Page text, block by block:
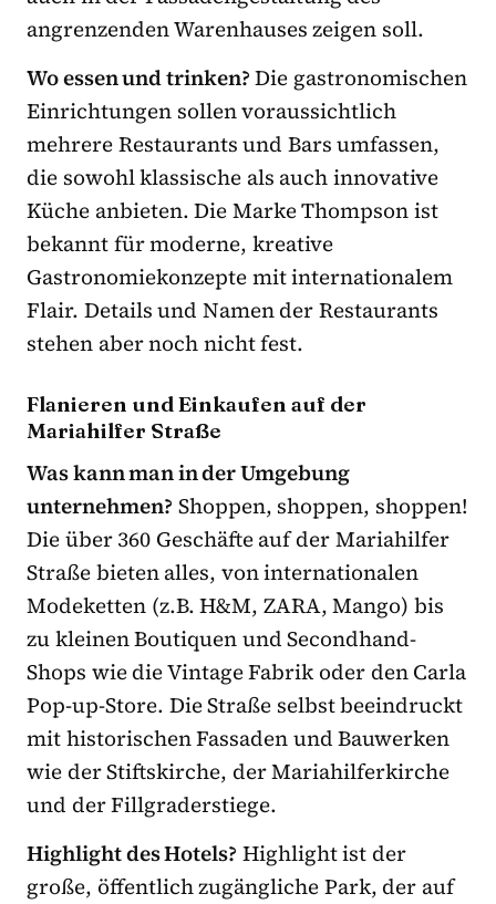
angrenzenden Warenhauses zeigen soll.
Wo essen und trinken?Die gastronomischen
Einrichtungen sollen voraussichtlich
mehrere Restaurants und Bars umfassen,
die sowohl klassische als auch innovative
Küche anbieten. Die Marke Thompson ist
bekannt für moderne, kreative
Gastronomiekonzepte mit internationalem
Flair. Details und Namen der Restaurants
stehen aber noch nicht fest.
Flanieren und Einkaufen auf der
Mariahilfer Straße
Was kann man in der Umgebung
unternehmen? Shoppen, shoppen, shoppen!
Die über 360 Geschäfte auf der Mariahilfer
Straße bieten alles, von internationalen
Modeketten (z.B. H&M, ZARA, Mango) bis
zu kleinen Boutiquen und Secondhand-
Shops wie die Vintage Fabrik oder den Carla
Pop-up-Store. Die Straße selbst beeindruckt
mit historischen Fassaden und Bauwerken
wie der Stiftskirche, der Mariahilferkirche
und der Fillgraderstiege.
Highlight des Hotels? Highlight ist der
große, öffentlich zugängliche Park, der auf